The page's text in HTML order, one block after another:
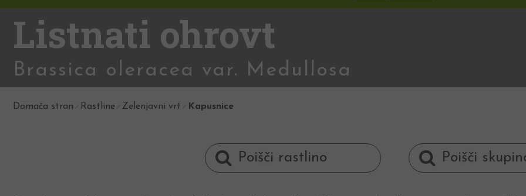
Listnati ohrovt
Brassica oleracea var. Medullosa
Domača stran Rastline Zelenjavni vrt Kapusnice